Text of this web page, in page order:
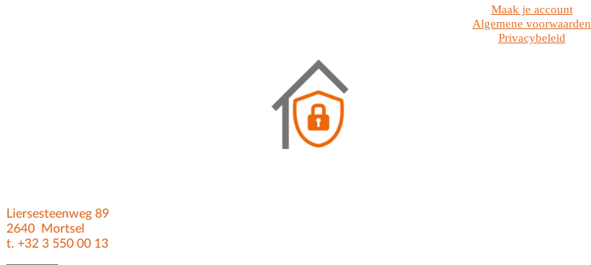
Maak je account
Algemene voorwaarden
Privacybeleid
Liersesteenweg 89
2640 Mortsel
t. +32 3 550 00 13